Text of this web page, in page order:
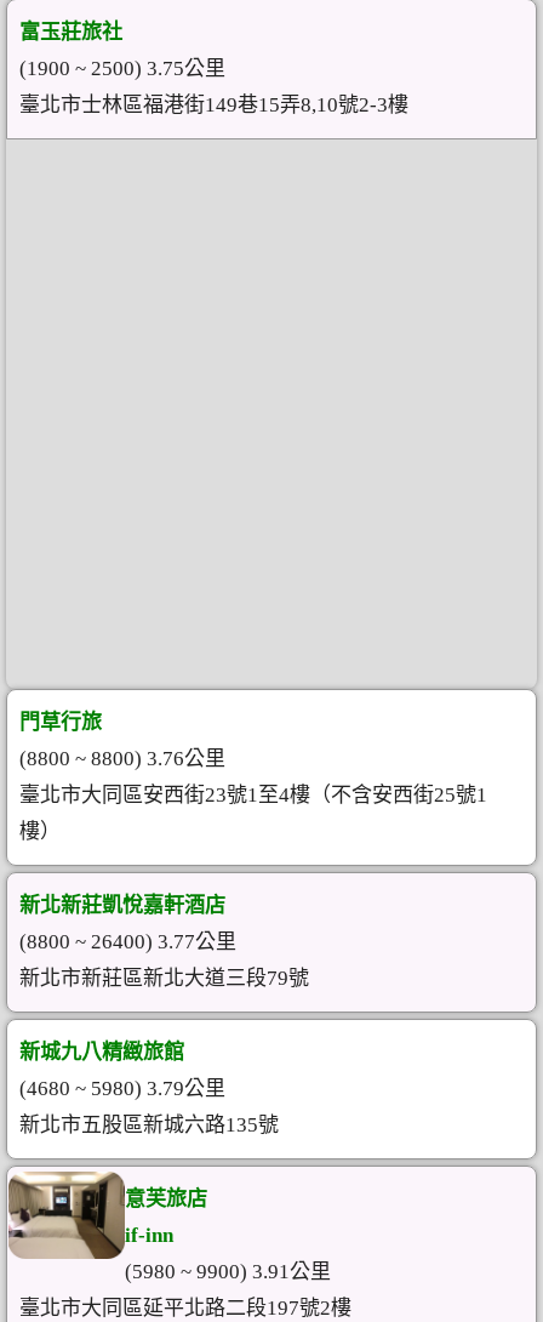
富玉莊旅社
(1900 ~ 2500) 3.75公里
臺北市士林區福港街149巷15弄8,10號2-3樓
門草行旅
(8800 ~ 8800) 3.76公里
臺北市大同區安西街23號1至4樓（不含安西街25號1
樓）
新北新莊凱悅嘉軒酒店
(8800 ~ 26400) 3.77公里
新北市新莊區新北大道三段79號
新城九八精緻旅館
(4680 ~ 5980) 3.79公里
新北市五股區新城六路135號
意芙旅店
if-inn
(5980 ~ 9900) 3.91公里
臺北市大同區延平北路二段197號2樓